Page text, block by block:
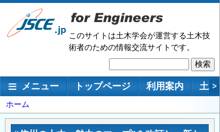
メ
ン
移
このサイトは土木学会が運営する土木技
術者のための情報交流サイトです。
索
メインナビゲーション
メニュー トップページ 利用案内 土 >
パ
ン
ホーム